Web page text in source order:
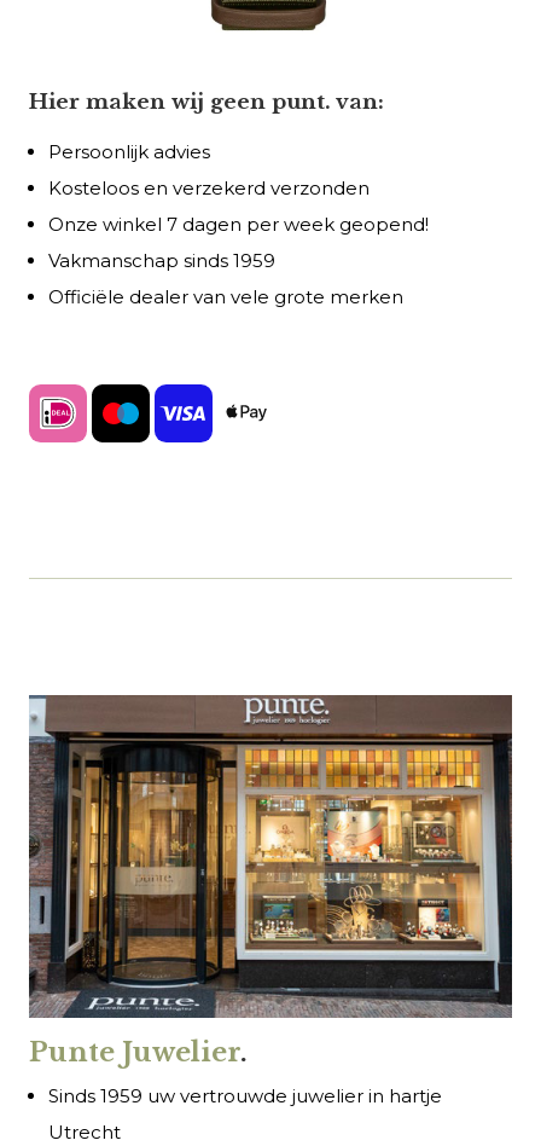
Hier maken wij geen punt. van:
Persoonlijk advies
Kosteloos en verzekerd verzonden
Onze winkel 7 dagen per week geopend!
Vakmanschap sinds 1959
Officiële dealer van vele grote merken
Punte Juwelier.
Sinds 1959 uw vertrouwde juwelier in hartje
Utrecht